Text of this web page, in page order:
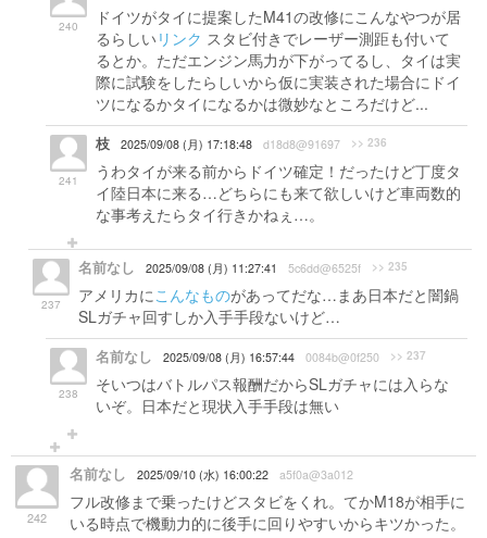
240
ドイツがタイに提案したM41の改修にこんなやつが居
るらしい リンク スタビ付きでレーザー測距も付いて
るとか。ただエンジン馬力が下がってるし、タイは実
際に試験をしたらしいから仮に実装された場合にドイ
ツになるかタイになるかは微妙なところだけど...
241
枝 2025/09/08 (月) 17:18:48 d18d8@91697 >> 236
うわタイが来る前からドイツ確定！だったけど丁度タ
イ陸日本に来る…どちらにも来て欲しいけど車両数的
な事考えたらタイ行きかねぇ…。
237
名前なし 2025/09/08 (月) 11:27:41 5c6dd@6525f >> 235
アメリカにこんなものがあってだな…まあ日本だと闇鍋
SLガチャ回すしか入手手段ないけど…
238
名前なし 2025/09/08 (月) 16:57:44 0084b@0f250 >> 237
そいつはバトルパス報酬だからSLガチャには入らな
いぞ。日本だと現状入手手段は無い
242
名前なし 2025/09/10 (水) 16:00:22 a5f0a@3a012
フル改修まで乗ったけどスタビをくれ。てかM18が相手に
いる時点で機動力的に後手に回りやすいからキツかった。